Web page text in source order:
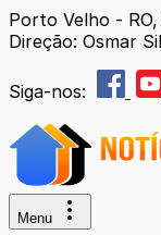
Porto Velho -
Direção: Osmar
Siga-nos:
Menu